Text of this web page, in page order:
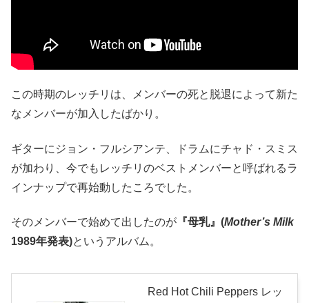
この時期のレッチリは、メンバーの死と脱退によって新た
なメンバーが加入したばかり。
ギターにジョン・フルシアンテ、ドラムにチャド・スミス
が加わり、今でもレッチリのベストメンバーと呼ばれるラ
インナップで再始動したころでした。
そのメンバーで始めて出したのが 『母乳』(Mother’s Milk
1989年発表)というアルバム。
Red Hot Chili Peppers レッ